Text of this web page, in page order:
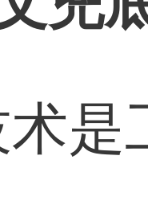
工